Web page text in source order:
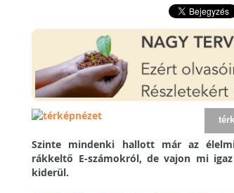
Szinte mindenki hallott már az
rákkeltő E-számokról, de vajon mi
kiderül.